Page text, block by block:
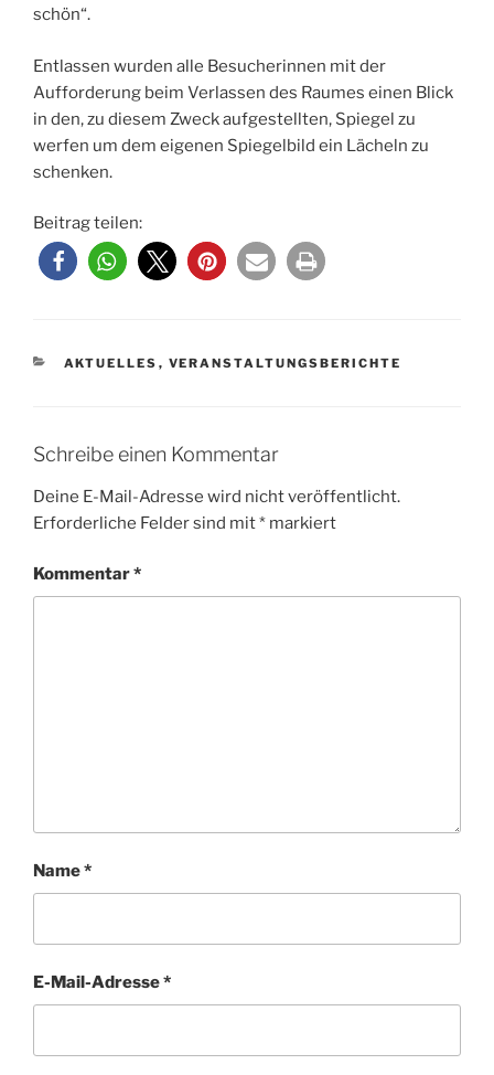
schön“.
Entlassen wurden alle Besucherinnen mit der
Aufforderung beim Verlassen des Raumes einen Blick
in den, zu diesem Zweck aufgestellten, Spiegel zu
werfen um dem eigenen Spiegelbild ein Lächeln zu
schenken.
Beitrag teilen:
KATEGORIEN
AKTUELLES , VERANSTALTUNGSBERICHTE
Schreibe einen Kommentar
Deine E-Mail-Adresse wird nicht veröffentlicht.
Erforderliche Felder sind mit* markiert
Kommentar*
Name*
E-Mail-Adresse*